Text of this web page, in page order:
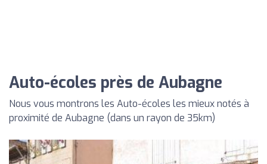
Auto-écoles près de Aubagne
Nous vous montrons les Auto-écoles les mieux notés à
proximité de Aubagne (dans un rayon de 35km)